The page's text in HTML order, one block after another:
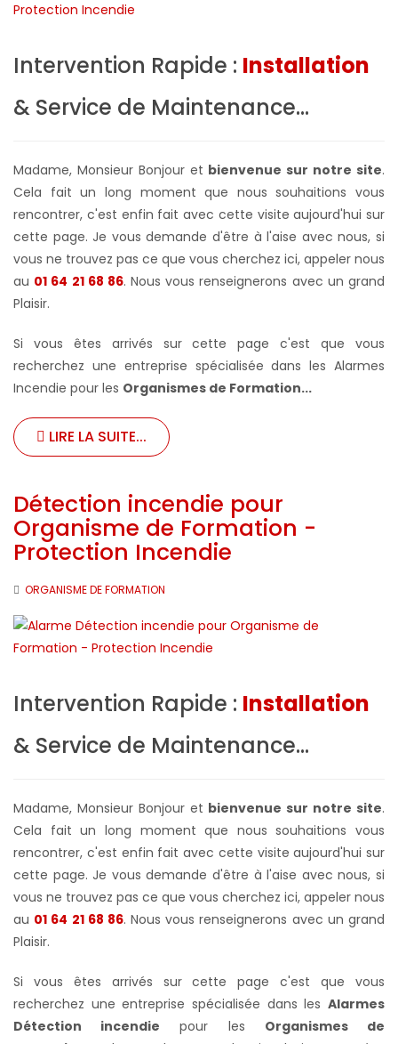
Intervention Rapide : Installation
& Service de Maintenance...
Madame, Monsieur Bonjour et bienvenue sur notre site.
Cela fait un long moment que nous souhaitions vous
rencontrer, c'est enfin fait avec cette visite aujourd'hui sur
cette page. Je vous demande d'être à l'aise avec nous, si
vous ne trouvez pas ce que vous cherchez ici, appeler nous
au 01 64 21 68 86. Nous vous renseignerons avec un grand
Plaisir.
Si vous êtes arrivés sur cette page c'est que vous
recherchez une entreprise spécialisée dans les Alarmes
Incendie pour les Organismes de Formation...
LIRE LA SUITE...
Détection incendie pour
Organisme de Formation -
Protection Incendie
ORGANISME DE FORMATION
Intervention Rapide : Installation
& Service de Maintenance...
Madame, Monsieur Bonjour et bienvenue sur notre site.
Cela fait un long moment que nous souhaitions vous
rencontrer, c'est enfin fait avec cette visite aujourd'hui sur
cette page. Je vous demande d'être à l'aise avec nous, si
vous ne trouvez pas ce que vous cherchez ici, appeler nous
au 01 64 21 68 86. Nous vous renseignerons avec un grand
Plaisir.
Si vous êtes arrivés sur cette page c'est que vous
recherchez une entreprise spécialisée dans les Alarmes
Détection incendie pour les Organismes de